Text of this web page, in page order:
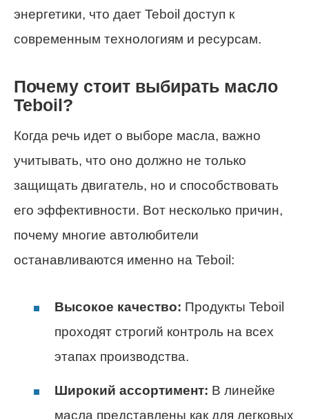
энергетики, что дает Teboil доступ к
современным технологиям и ресурсам.
Почему стоит выбирать масло
Teboil?
Когда речь идет о выборе масла, важно
учитывать, что оно должно не только
защищать двигатель, но и способствовать
его эффективности. Вот несколько причин,
почему многие автолюбители
останавливаются именно на Teboil:
Высокое качество: Продукты Teboil
проходят строгий контроль на всех
этапах производства.
Широкий ассортимент: В линейке
масла представлены как для легковых